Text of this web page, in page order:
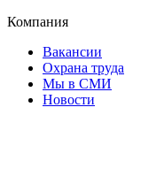
Компания
Вакансии
Охрана труда
Мы в СМИ
Новости